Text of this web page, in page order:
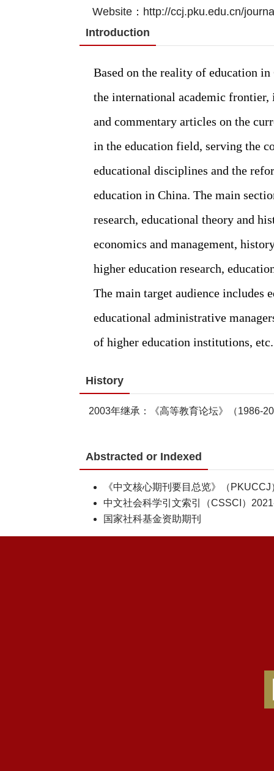
Website： http://ccj.pku.edu.cn/
Introduction
History
2003年继承：《高等教育论坛》（1986-
Abstracted or Indexed
《中文核心期刊要目总览》（
中文社会科学引文索引（CSSCI）
国家社科基金资助期刊